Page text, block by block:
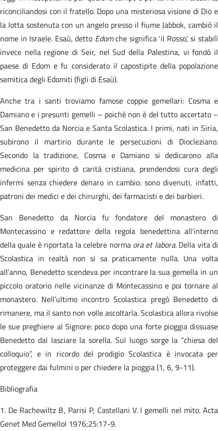
riconciliandosi con il fratello. Dopo una misteriosa visione di Dio e
la lotta sostenuta con un angelo presso il fiume Jabbok, cambiò il
nome in Israele. Esaù, detto Edomche significa ‘il Rosso’, si stabilì
invece nella regione di Seir, nel Sud della Palestina, vi fondò il
paese di Edom e fu considerato il capostipite della popolazione
semitica degli Edomiti (figli di Esaù).
Anche tra i santi troviamo famose coppie gemellari: Cosma e
Damiano e i presunti gemelli – poiché non è del tutto accertato –
San Benedetto da Norcia e Santa Scolastica. I primi, nati in Siria,
subirono il martirio durante le persecuzioni di Diocleziano.
Secondo la tradizione, Cosma e Damiano si dedicarono alla
medicina per spirito di carità cristiana, prendendosi cura degli
infermi senza chiedere denaro in cambio: sono divenuti, infatti,
patroni dei medici e dei chirurghi, dei farmacisti e dei barbieri.
San Benedetto da Norcia fu fondatore del monastero di
Montecassino e redattore della regola benedettina all’interno
della quale è riportata la celebre norma ora et labora. Della vita di
Scolastica in realtà non si sa praticamente nulla. Una volta
all’anno, Benedetto scendeva per incontrare la sua gemella in un
piccolo oratorio nelle vicinanze di Montecassino e poi tornare al
monastero. Nell’ultimo incontro Scolastica pregò Benedetto di
rimanere, ma il santo non volle ascoltarla. Scolastica allora rivolse
le sue preghiere al Signore: poco dopo una forte pioggia dissuase
Benedetto dal lasciare la sorella. Sul luogo sorge la “chiesa del
colloquio”, e in ricordo del prodigio Scolastica è invocata per
proteggere dai fulmini o per chiedere la pioggia (1, 6, 9-11).
Bibliografia
1. De Rachewiltz B, Parisi P, Castellani V. I gemelli nel mito. Acta
Genet Med Gemellol 1976;25:17-9.